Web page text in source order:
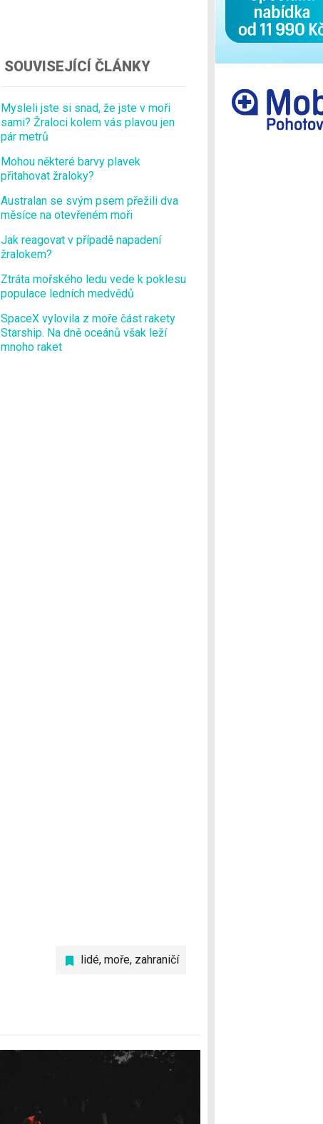
lidé, moře, zahraničí
SOUVISEJÍCÍ ČLÁNKY
Mysleli jste si snad, že jste v moři
sami? Žraloci kolem vás plavou jen
pár metrů
Mohou některé barvy plavek
přitahovat žraloky?
Australan se svým psem přežili dva
měsíce na otevřeném moři
Jak reagovat v případě napadení
žralokem?
Ztráta mořského ledu vede k poklesu
populace ledních medvědů
SpaceX vylovila z moře část rakety
Starship. Na dně oceánů však leží
mnoho raket